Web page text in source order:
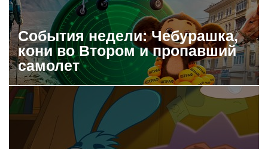
События недели: Чебурашка,
кони во Втором и пропавший
самолет